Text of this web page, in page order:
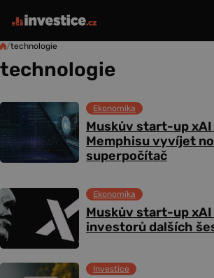
/technologie
technologie
Muskův start-up xAI
Memphisu vyvíjet
superpočítač
Ekonomika
Muskův start-up xAI
investorů dalších
Ekonomika
Investice